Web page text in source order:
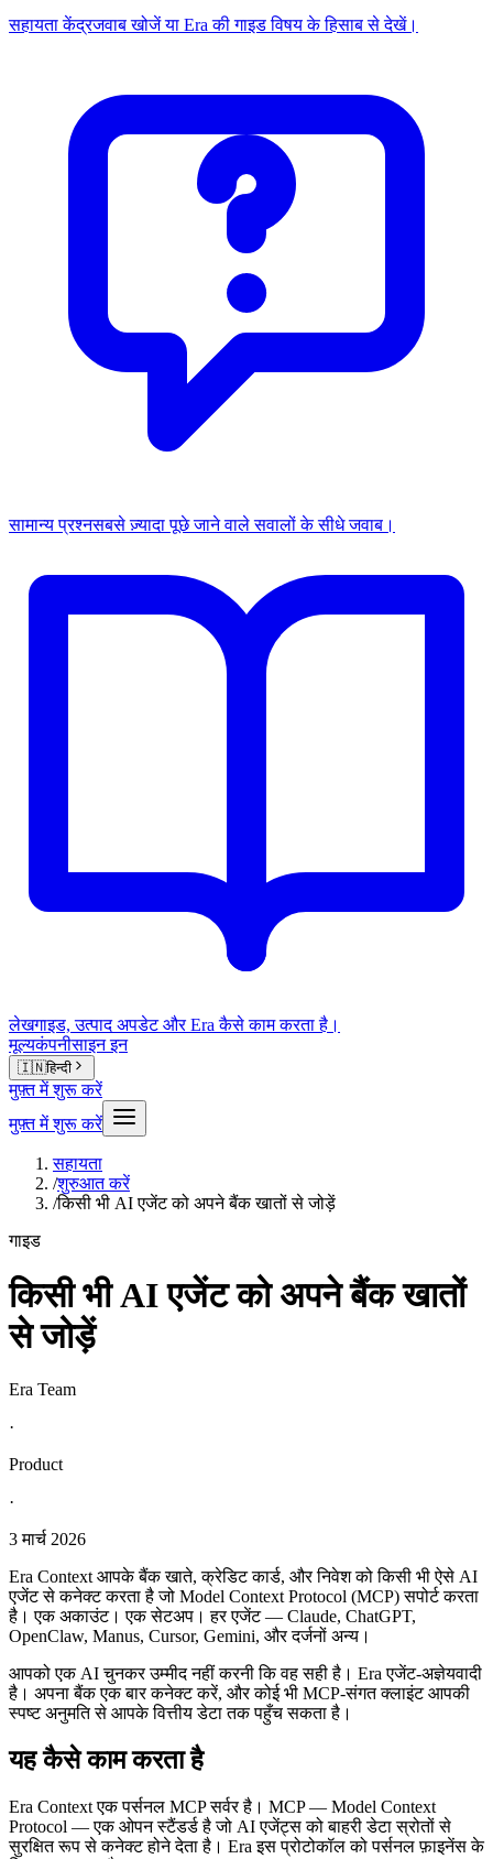
सहायता केंद्रजवाब खोजें या Era की गाइड विषय के हिसाब से देखें।
सामान्य प्रश्नसबसे ज़्यादा पूछे जाने वाले सवालों के सीधे जवाब।
लेखगाइड, उत्पाद अपडेट और Era कैसे काम करता है।
मूल्यकंपनीसाइन इन
🇮🇳हिन्दी
मुफ़्त में शुरू करें
मुफ़्त में शुरू करें
सहायता
/शुरुआत करें
/किसी भी AI एजेंट को अपने बैंक खातों से जोड़ें
गाइड
किसी भी AI एजेंट को अपने बैंक खातों
से जोड़ें
Era Team
·
Product
·
3 मार्च 2026
Era Context आपके बैंक खाते, क्रेडिट कार्ड, और निवेश को किसी भी ऐसे AI
एजेंट से कनेक्ट करता है जो Model Context Protocol (MCP) सपोर्ट करता
है। एक अकाउंट। एक सेटअप। हर एजेंट — Claude, ChatGPT,
OpenClaw, Manus, Cursor, Gemini, और दर्जनों अन्य।
आपको एक AI चुनकर उम्मीद नहीं करनी कि वह सही है। Era एजेंट-अज्ञेयवादी
है। अपना बैंक एक बार कनेक्ट करें, और कोई भी MCP-संगत क्लाइंट आपकी
स्पष्ट अनुमति से आपके वित्तीय डेटा तक पहुँच सकता है।
यह कैसे काम करता है
Era Context एक पर्सनल MCP सर्वर है। MCP — Model Context
Protocol — एक ओपन स्टैंडर्ड है जो AI एजेंट्स को बाहरी डेटा स्रोतों से
सुरक्षित रूप से कनेक्ट होने देता है। Era इस प्रोटोकॉल को पर्सनल फ़ाइनेंस के